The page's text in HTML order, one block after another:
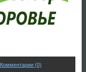
Комментарии (0)